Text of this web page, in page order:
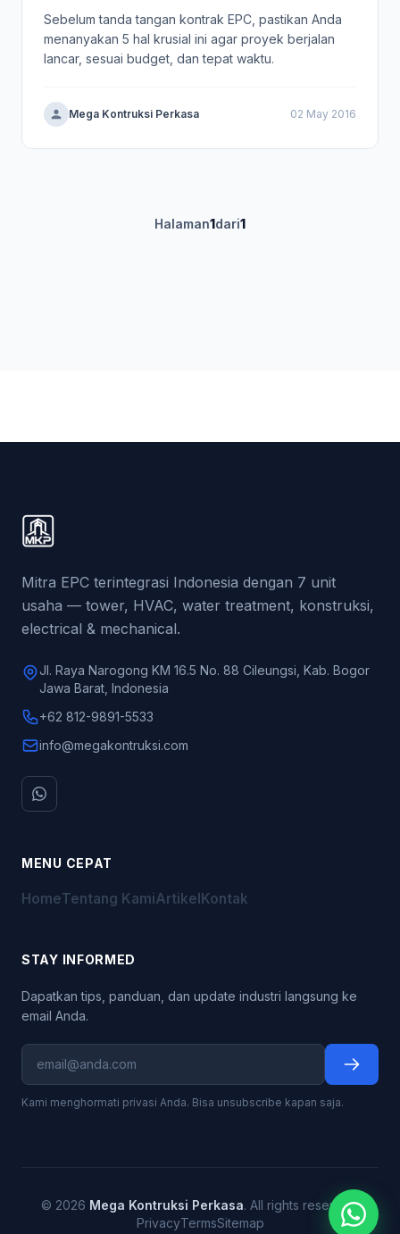
Sebelum tanda tangan kontrak EPC, pastikan Anda
menanyakan 5 hal krusial ini agar proyek berjalan
lancar, sesuai budget, dan tepat waktu.
Mega Kontruksi Perkasa 02 May 2016
Halaman1dari1
Mitra EPC terintegrasi Indonesia dengan 7 unit
usaha — tower, HVAC, water treatment, konstruksi,
electrical & mechanical.
Jl. Raya Narogong KM 16.5 No. 88 Cileungsi, Kab. Bogor
Jawa Barat, Indonesia
+62 812-9891-5533
info@megakontruksi.com
MENU CEPAT
HomeTentang KamiArtikelKontak
STAY INFORMED
Dapatkan tips, panduan, dan update industri langsung ke
email Anda.
Kami menghormati privasi Anda. Bisa unsubscribe kapan saja.
© 2026 Mega Kontruksi Perkasa. All rights reserved.
PrivacyTermsSitemap